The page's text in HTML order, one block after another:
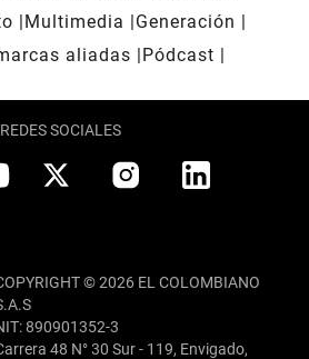
Multimedia
Generación
aliadas
Pódcast
REDES SOCIALES
© 2026 EL COLOMBIANO
890901352-3
48 N° 30 Sur - 119, Envigado,